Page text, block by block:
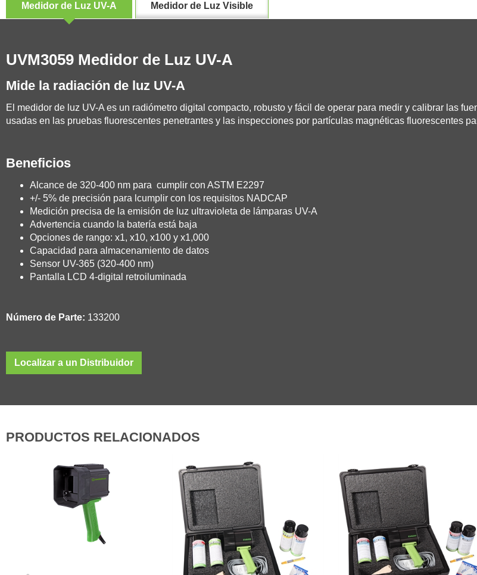
Medidor de Luz UV-A Medidor de Luz Visible
UVM3059 Medidor de Luz UV-A
Mide la radiación de luz UV-A
El medidor de luz UV-A es un radiómetro digital compacto, robusto y fácil de operar para medir y calibrar las
usadas en las pruebas fluorescentes penetrantes y las inspecciones por partículas magnéticas fluorescentes
Beneficios
Alcance de 320-400 nm para cumplir con ASTM E2297
+/- 5% de precisión para lcumplir con los requisitos NADCAP
Medición precisa de la emisión de luz ultravioleta de lámparas UV-A
Advertencia cuando la batería está baja
Opciones de rango: x1, x10, x100 y x1,000
Capacidad para almacenamiento de datos
Sensor UV-365 (320-400 nm)
Pantalla LCD 4-digital retroiluminada
Número de Parte: 133200
Localizar a un Distribuidor
PRODUCTOS RELACIONADOS